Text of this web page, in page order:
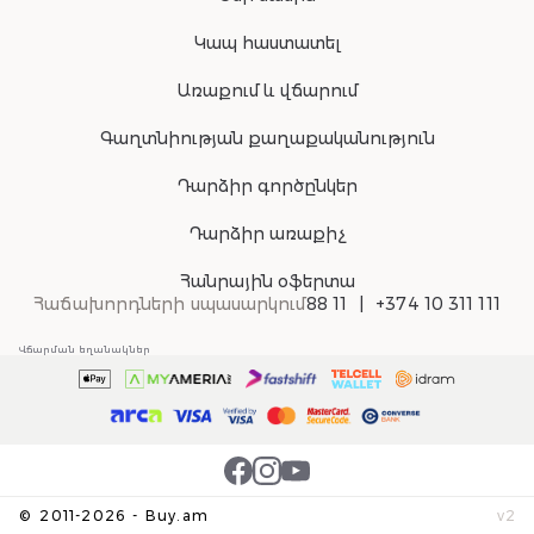
Կապ հաստատել
Առաքում և վճարում
Գաղտնիության քաղաքականություն
Դարձիր գործընկեր
Դարձիր առաքիչ
Հանրային օֆերտա
Հաճախորդների սպասարկում88 11 +374 10 311 111
© 2011-2026 - Buy.am v2
Վճարման եղանակներ